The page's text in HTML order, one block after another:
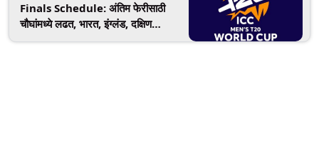
Finals Schedule: अंतिम फेरीसाठी
चौघांमध्ये लढत, भारत, इंग्लंड, दक्षिण